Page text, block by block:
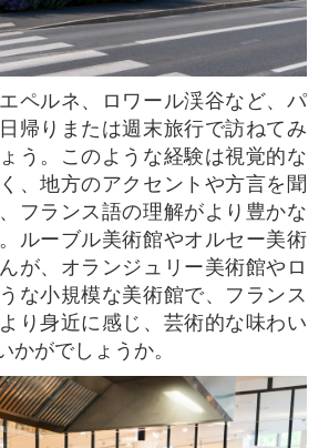
帰りまたは週末旅行で訪ねてみ
う。このような経験は視覚的な
、地方のアクセントや方言を聞
フランス語の理解がより豊かな
ルーブル美術館やオルセー美術
が、オランジュリー美術館やロ
な小規模な美術館で、フランス
り身近に感じ、芸術的な味わい
かがでしょうか。